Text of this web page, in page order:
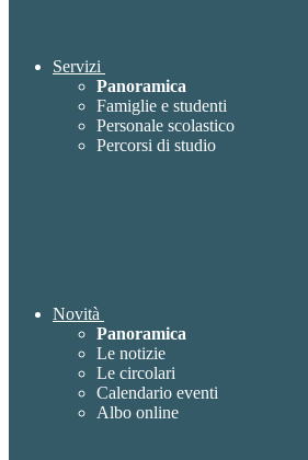
Servizi
Panoramica
Famiglie e studenti
Personale scolastico
Percorsi di studio
Novità
Panoramica
Le notizie
Le circolari
Calendario eventi
Albo online